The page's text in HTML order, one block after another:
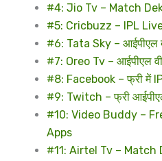
#4: Jio Tv – Match
#5: Cricbuzz – IPL
#6: Tata Sky – आईपीएल
#7: Oreo Tv – आईपीएल
#8: Facebook – फ्री में
#9: Twitch – फ्री
#10: Video Buddy –
Apps
#11: Airtel Tv – Match